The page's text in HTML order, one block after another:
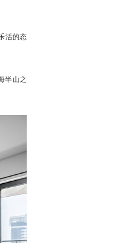
活的态
半山之